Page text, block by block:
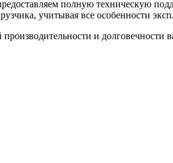
полную техническую
учитывая все особенности
и долговечности